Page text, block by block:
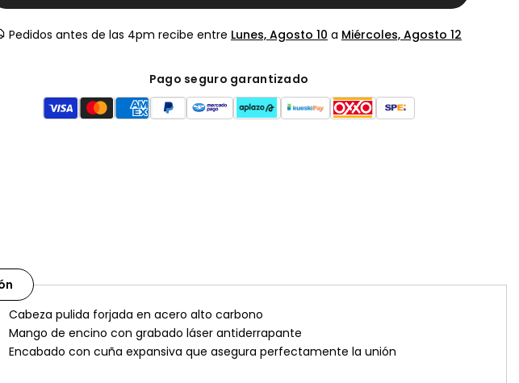
Pedidos antes de las 4pm recibe entre Lunes, Agosto 10 a Miércoles, Agosto 12
Pago seguro garantizado
Cabeza pulida forjada en acero alto carbono
Mango de encino con grabado láser antiderrapante
Encabado con cuña expansiva que asegura perfectamente la unión